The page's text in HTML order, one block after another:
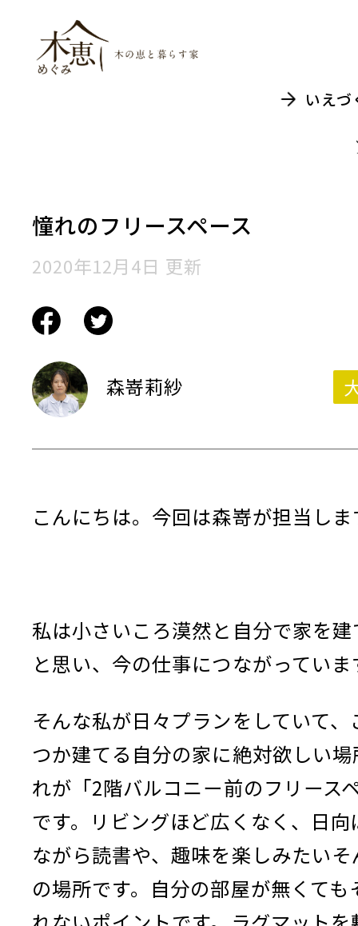
いえ
憧れのフリースペース
2020年12月4日 更新
森嵜莉紗
こんにちは。今回は森嵜が担当しま
私は小さいころ漠然と自分で家を
と思い、今の仕事につながっていま
そんな私が日々プランをしていて、
つか建てる自分の家に絶対欲しい
れが「2階バルコニー前のフリース
です。リビングほど広くなく、日
ながら読書や、趣味を楽しみたい
の場所です。自分の部屋が無くても